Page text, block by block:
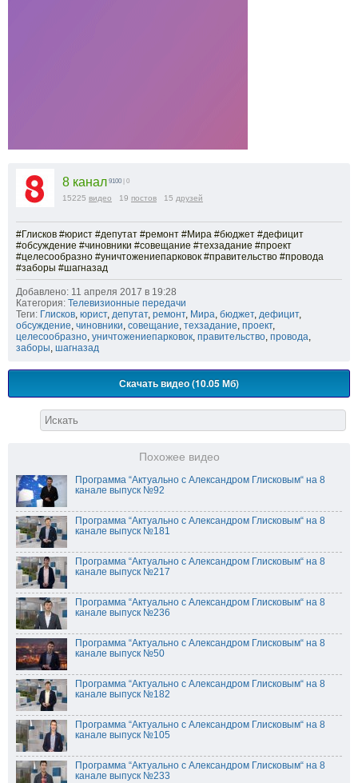
8 канал 9100 | 0
15225 видео 19 постов 15 друзей
#Глисков #юрист #депутат #ремонт #Мира #бюджет #дефицит
#обсуждение #чиновники #совещание #техзадание #проект
#целесообразно #уничтожениепарковок #правительство #провода
#заборы #шагназад
Добавлено: 11 апреля 2017 в 19:28
Категория: Телевизионные передачи
Теги: Глисков, юрист, депутат, ремонт, Мира, бюджет, дефицит,
обсуждение, чиновники, совещание, техзадание, проект,
целесообразно, уничтожениепарковок, правительство, провода,
заборы, шагназад
Скачать видео (10.05 Мб)
Похожее видео
Программа “Актуально с Александром Глисковым“ на 8
канале выпуск №92
Программа “Актуально с Александром Глисковым“ на 8
канале выпуск №181
Программа “Актуально с Александром Глисковым“ на 8
канале выпуск №217
Программа “Актуально с Александром Глисковым“ на 8
канале выпуск №236
Программа “Актуально с Александром Глисковым“ на 8
канале выпуск №50
Программа “Актуально с Александром Глисковым“ на 8
канале выпуск №182
Программа “Актуально с Александром Глисковым“ на 8
канале выпуск №105
Программа “Актуально с Александром Глисковым“ на 8
канале выпуск №233